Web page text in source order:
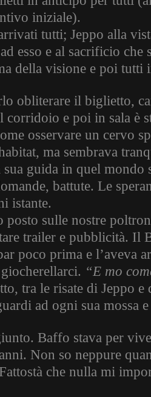
iniziale).
tutti; Jeppo alla
esso e al sacrificio che
della visione e poi tutti
obliterare il biglietto,
corridoio e poi in sala è
osservare un cervo
ma sembrava
guida in quel mondo
battute. Le
istante.
posto sulle nostre
trailer e pubblicità. Il
poco prima e l’aveva
“E mo
tra le risate di Jeppo
ad ogni sua mossa
Baffo stava per
Non so neppure
che nulla mi